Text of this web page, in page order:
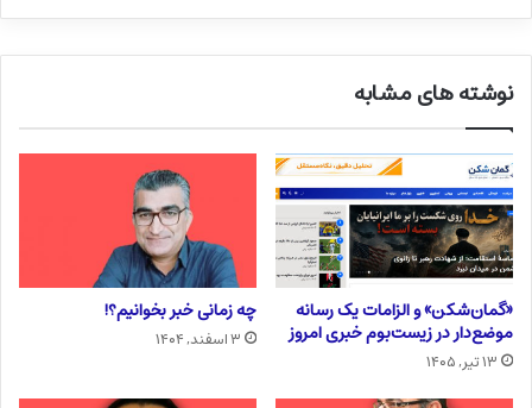
نوشته های مشابه
«گمان‌شکن» و الزامات یک رسانه
موضع‌دار در زیست‌بوم خبری امروز
۱۳ تیر, ۱۴۰۵
چه زمانی خبر بخوانیم؟!
۳ اسفند, ۱۴۰۴